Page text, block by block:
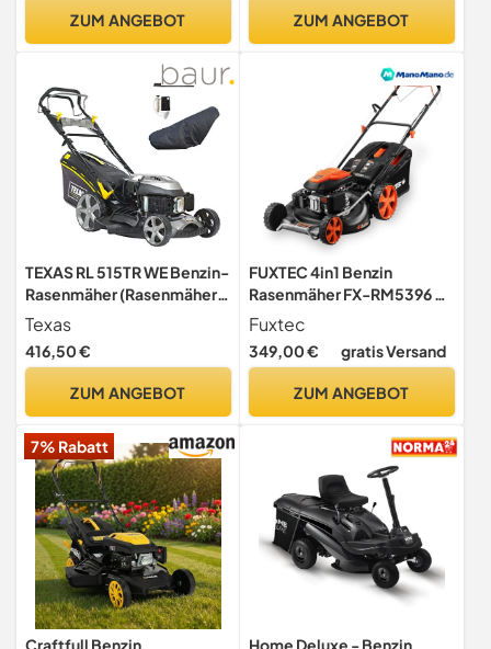
und 50 Liter Fangkorb für
ZUM ANGEBOT ZUM ANGEBOT
TEXAS RL 515TR WE Benzin-
Rasenmäher (Rasenmäher
mit 51 cm Schnittbreite, 4-
Gang, Elektrostart und
Zubehörpaket) grau/Silber
Texas
416,50 €
ZUM ANGEBOT
FUXTEC 4in1 Benzin
Rasenmäher FX-RM5396 –
5,3PS & 53cm
Schnittbreite &
Höhenverstellung 25-
Mulchfunktion &
Fuxtec
349,00 € gratis Versand
ZUM ANGEBOT
7% Rabatt
Craftfull Benzin
Home Deluxe - Benzin